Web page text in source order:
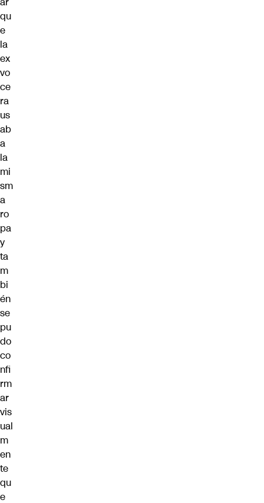
qu
e
la
ex
vo
ce
ra
us
ab
a
la
mi
sm
a
ro
pa
y
ta
m
bi
én
se
pu
do
co
nfi
rm
ar
vis
ual
m
en
te
qu
e